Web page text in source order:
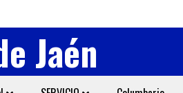
Jaén